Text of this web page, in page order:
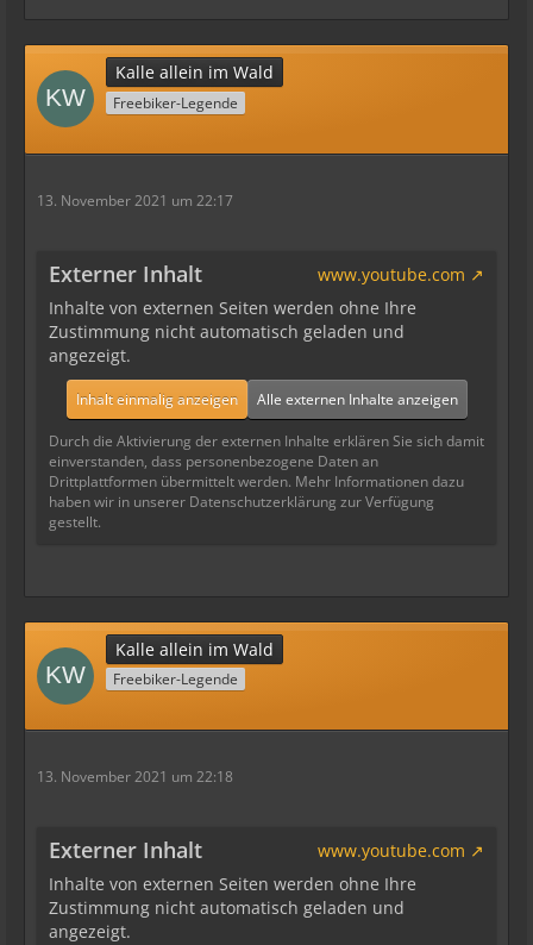
Kalle allein im Wald
Freebiker-Legende
13. November 2021 um 22:17
Externer Inhalt
www.youtube.com
Inhalte von externen Seiten werden ohne Ihre
Zustimmung nicht automatisch geladen und
angezeigt.
Inhalt einmalig anzeigen Alle externen Inhalte anzeigen
Durch die Aktivierung der externen Inhalte erklären Sie sich damit
einverstanden, dass personenbezogene Daten an
Drittplattformen übermittelt werden. Mehr Informationen dazu
haben wir in unserer Datenschutzerklärung zur Verfügung
gestellt.
Kalle allein im Wald
Freebiker-Legende
13. November 2021 um 22:18
Externer Inhalt
www.youtube.com
Inhalte von externen Seiten werden ohne Ihre
Zustimmung nicht automatisch geladen und
angezeigt.